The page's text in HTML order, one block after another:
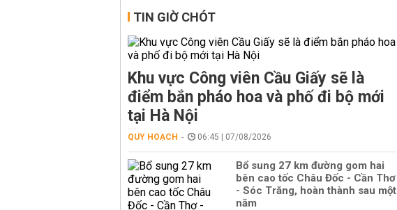
TIN GIỜ CHÓT
Khu vực Công viên Cầu Giấy sẽ là
điểm bắn pháo hoa và phố đi bộ mới
tại Hà Nội
QUY HOẠCH 06:45 | 07/08/2026
Bổ sung 27 km đường gom hai
bên cao tốc Châu Đốc - Cần Thơ
- Sóc Trăng, hoàn thành sau một
năm